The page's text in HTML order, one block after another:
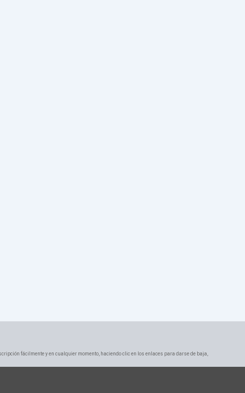
fácilmente y en cualquier momento, haciendo clic en los enlaces para darse de baja,